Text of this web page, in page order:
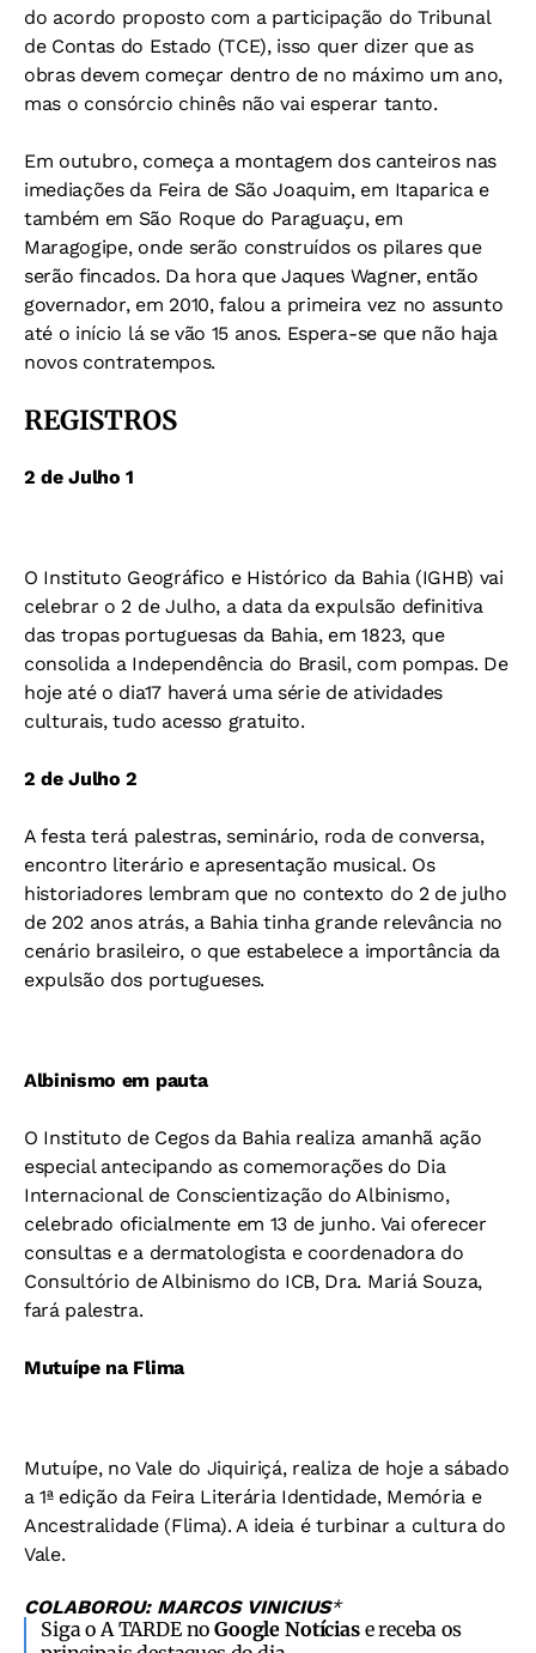
do acordo proposto com a participação do Tribunal
de Contas do Estado (TCE), isso quer dizer que as
obras devem começar dentro de no máximo um ano,
mas o consórcio chinês não vai esperar tanto.
Em outubro, começa a montagem dos canteiros nas
imediações da Feira de São Joaquim, em Itaparica e
também em São Roque do Paraguaçu, em
Maragogipe, onde serão construídos os pilares que
serão fincados. Da hora que Jaques Wagner, então
governador, em 2010, falou a primeira vez no assunto
até o início lá se vão 15 anos. Espera-se que não haja
novos contratempos.
REGISTROS
2 de Julho 1
O Instituto Geográfico e Histórico da Bahia (IGHB) vai
celebrar o 2 de Julho, a data da expulsão definitiva
das tropas portuguesas da Bahia, em 1823, que
consolida a Independência do Brasil, com pompas. De
hoje até o dia17 haverá uma série de atividades
culturais, tudo acesso gratuito.
2 de Julho 2
A festa terá palestras, seminário, roda de conversa,
encontro literário e apresentação musical. Os
historiadores lembram que no contexto do 2 de julho
de 202 anos atrás, a Bahia tinha grande relevância no
cenário brasileiro, o que estabelece a importância da
expulsão dos portugueses.
Albinismo em pauta
O Instituto de Cegos da Bahia realiza amanhã ação
especial antecipando as comemorações do Dia
Internacional de Conscientização do Albinismo,
celebrado oficialmente em 13 de junho. Vai oferecer
consultas e a dermatologista e coordenadora do
Consultório de Albinismo do ICB, Dra. Mariá Souza,
fará palestra.
Mutuípe na Flima
Mutuípe, no Vale do Jiquiriçá, realiza de hoje a sábado
a 1ª edição da Feira Literária Identidade, Memória e
Ancestralidade (Flima). A ideia é turbinar a cultura do
Vale.
COLABOROU: MARCOS VINICIUS*
Siga o A TARDE noGoogle Notíciase receba os